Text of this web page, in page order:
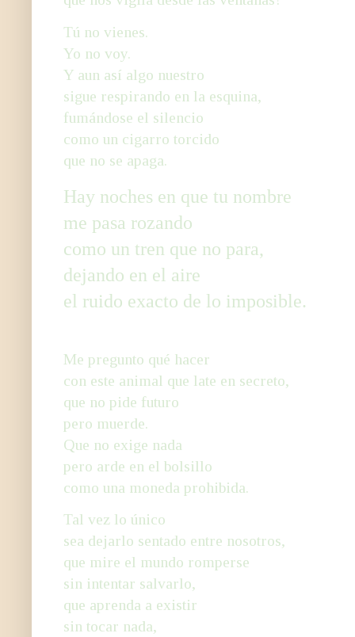
Tú no vienes.
Yo no voy.
Y aun así algo nuestro
sigue respirando en la esquina,
fumándose el silencio
como un cigarro torcido
que no se apaga.
Hay noches en que tu nombre
me pasa rozando
como un tren que no para,
dejando en el aire
el ruido exacto de lo imposible.
Me pregunto qué hacer
con este animal que late en secreto,
que no pide futuro
pero muerde.
Que no exige nada
pero arde en el bolsillo
como una moneda prohibida.
Tal vez lo único
sea dejarlo sentado entre nosotros,
que mire el mundo romperse
sin intentar salvarlo,
que aprenda a existir
sin tocar nada,